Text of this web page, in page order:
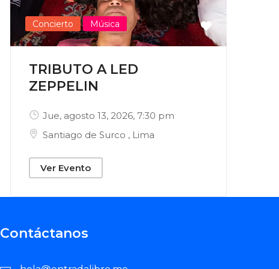
Concierto Música
TRIBUTO A LED
ZEPPELIN
Jue, agosto 13, 2026, 7:30 pm
Santiago de Surco , Lima
Ver Evento
Contáctanos